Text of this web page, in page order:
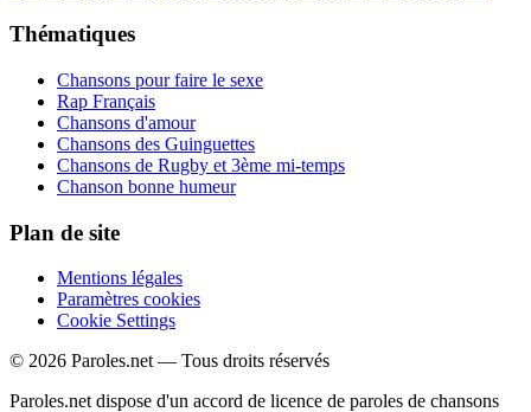
Thématiques
Chansons pour faire le sexe
Rap Français
Chansons d'amour
Chansons des Guinguettes
Chansons de Rugby et 3ème mi-temps
Chanson bonne humeur
Plan de site
Mentions légales
Paramètres cookies
Cookie Settings
© 2026 Paroles.net — Tous droits réservés
Paroles.net dispose d'un accord de licence de paroles de chansons